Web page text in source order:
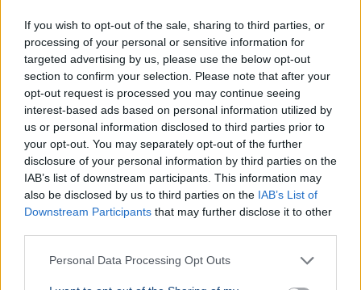
If you wish to opt-out of the sale, sharing to third parties, or
processing of your personal or sensitive information for
targeted advertising by us, please use the below opt-out
section to confirm your selection. Please note that after your
opt-out request is processed you may continue seeing
interest-based ads based on personal information utilized by
us or personal information disclosed to third parties prior to
your opt-out. You may separately opt-out of the further
disclosure of your personal information by third parties on the
IAB’s list of downstream participants. This information may
also be disclosed by us to third parties on the IAB’s List of
Downstream Participants that may further disclose it to other
Personal Data Processing Opt Outs